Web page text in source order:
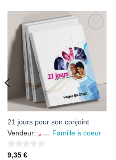
AJOUTER
À MES
FAVORIS
21 jours pour son conjoint
Vendeur:
Famille à coeur
0
9,35 €